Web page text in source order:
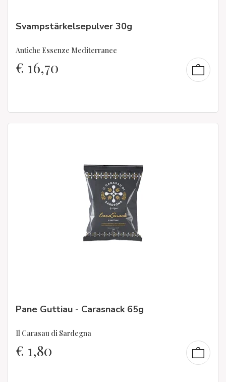
Svampstärkelsepulver 30g
Antiche Essenze Mediterranee
€ 16,70
Pane Guttiau - Carasnack 65g
Il Carasau di Sardegna
€ 1,80